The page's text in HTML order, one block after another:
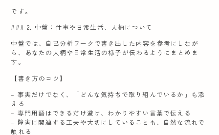
です。
### 2. 中盤：仕事や日常生活、人柄について
中盤では、自己分析ワークで書き出した内容を参考にしなが
ら、あなたの人柄や日常生活の様子が伝わるようにまとめま
す。
【書き方のコツ】
– 事実だけでなく、「どんな気持ちで取り組んでいるか」も添
える
– 専門用語はできるだけ避け、わかりやすい言葉で伝える
– 障害に関連する工夫や大切にしていることも、自然な流れで
触れる